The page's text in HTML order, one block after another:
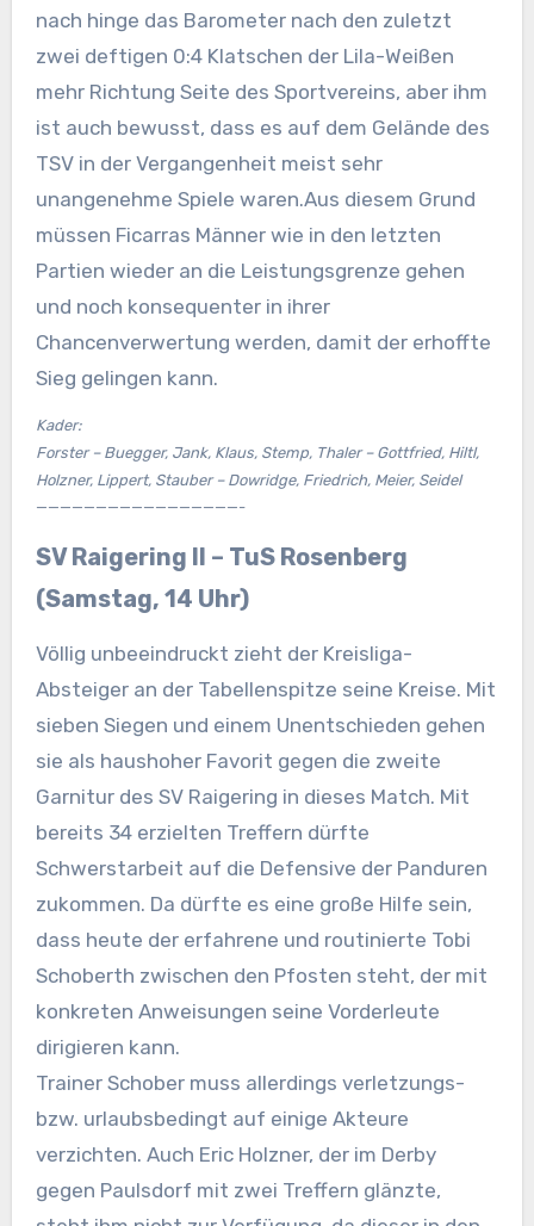
nach hinge das Barometer nach den zuletzt
zwei deftigen 0:4 Klatschen der Lila-Weißen
mehr Richtung Seite des Sportvereins, aber ihm
ist auch bewusst, dass es auf dem Gelände des
TSV in der Vergangenheit meist sehr
unangenehme Spiele waren.Aus diesem Grund
müssen Ficarras Männer wie in den letzten
Partien wieder an die Leistungsgrenze gehen
und noch konsequenter in ihrer
Chancenverwertung werden, damit der erhoffte
Sieg gelingen kann.
Kader:
Forster – Buegger, Jank, Klaus, Stemp, Thaler – Gottfried, Hiltl,
Holzner, Lippert, Stauber – Dowridge, Friedrich, Meier, Seidel
—————————————————-
SV Raigering II – TuS Rosenberg
(Samstag, 14 Uhr)
Völlig unbeeindruckt zieht der Kreisliga-
Absteiger an der Tabellenspitze seine Kreise. Mit
sieben Siegen und einem Unentschieden gehen
sie als haushoher Favorit gegen die zweite
Garnitur des SV Raigering in dieses Match. Mit
bereits 34 erzielten Treffern dürfte
Schwerstarbeit auf die Defensive der Panduren
zukommen. Da dürfte es eine große Hilfe sein,
dass heute der erfahrene und routinierte Tobi
Schoberth zwischen den Pfosten steht, der mit
konkreten Anweisungen seine Vorderleute
dirigieren kann.
Trainer Schober muss allerdings verletzungs-
bzw. urlaubsbedingt auf einige Akteure
verzichten. Auch Eric Holzner, der im Derby
gegen Paulsdorf mit zwei Treffern glänzte,